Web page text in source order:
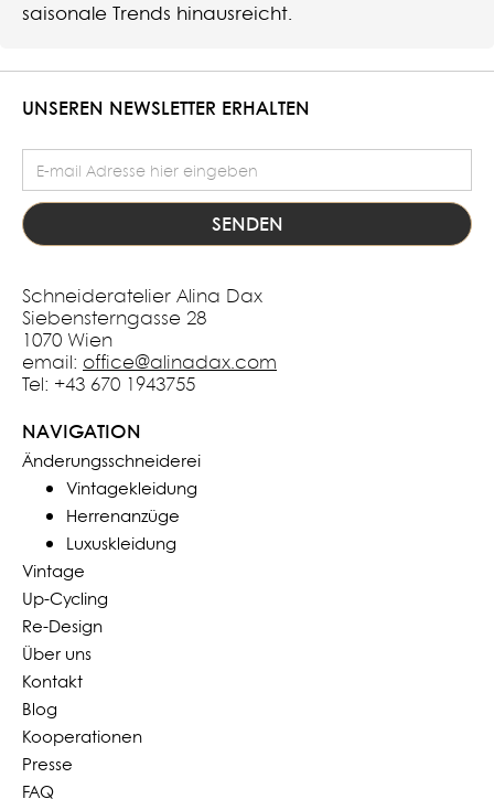
saisonale Trends hinausreicht.
UNSEREN NEWSLETTER ERHALTEN
Schneideratelier Alina Dax
Siebensterngasse 28
1070 Wien
email: office@alinadax.com
Tel: +43 670 1943755
NAVIGATION
Änderungsschneiderei
Vintagekleidung
Herrenanzüge
Luxuskleidung
Vintage
Up-Cycling
Re-Design
Über uns
Kontakt
Blog
Kooperationen
Presse
FAQ